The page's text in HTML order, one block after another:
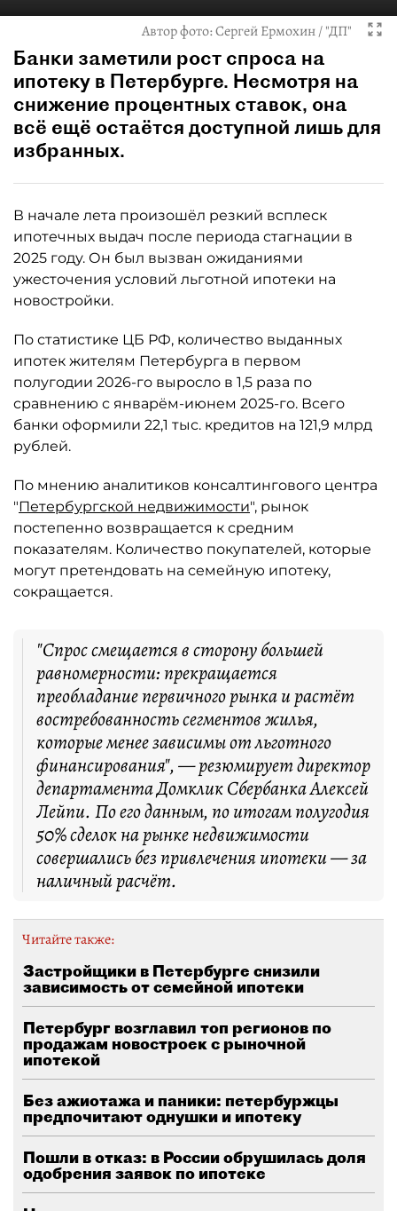
Автор фото:Сергей Ермохин / "ДП"
Банки заметили рост спроса на
ипотеку в Петербурге. Несмотря на
снижение процентных ставок, она
всё ещё остаётся доступной лишь для
избранных.
В начале лета произошёл резкий всплеск
ипотечных выдач после периода стагнации в
2025 году. Он был вызван ожиданиями
ужесточения условий льготной ипотеки на
новостройки.
По статистике ЦБ РФ, количество выданных
ипотек жителям Петербурга в первом
полугодии 2026-го выросло в 1,5 раза по
сравнению с январём-июнем 2025-го. Всего
банки оформили 22,1 тыс. кредитов на 121,9 млрд
рублей.
По мнению аналитиков консалтингового центра
"Петербургской недвижимости", рынок
постепенно возвращается к средним
показателям. Количество покупателей, которые
могут претендовать на семейную ипотеку,
сокращается.
"Спрос смещается в сторону большей
равномерности: прекращается
преобладание первичного рынка и растёт
востребованность сегментов жилья,
которые менее зависимы от льготного
финансирования", — резюмирует директор
департамента Домклик Сбербанка Алексей
Лейпи. По его данным, по итогам полугодия
50% сделок на рынке недвижимости
совершались без привлечения ипотеки — за
наличный расчёт.
Читайте также:
Застройщики в Петербурге снизили
зависимость от семейной ипотеки
Петербург возглавил топ регионов по
продажам новостроек с рыночной
ипотекой
Без ажиотажа и паники: петербуржцы
предпочитают однушки и ипотеку
Пошли в отказ: в России обрушилась доля
одобрения заявок по ипотеке